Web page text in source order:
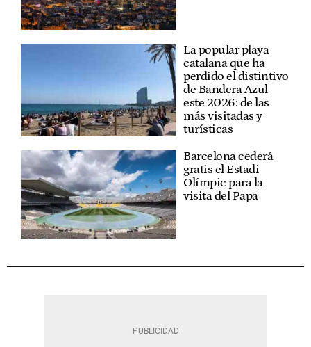
La popular playa
catalana que ha
perdido el distintivo
de Bandera Azul
este 2026: de las
más visitadas y
turísticas
Barcelona cederá
gratis el Estadi
Olímpic para la
visita del Papa